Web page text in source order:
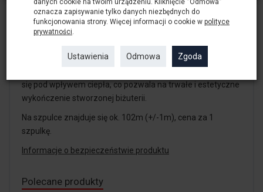
Sznurek syntetyczny w kolorze ciemnego brązu o grubości
0.8 mm idealnie nadający się do wyrobu biżuterii (np.
bransoletek) metodą makramy.
się pod wpływem ciepła, co pozwala na trwałe i estetyczne
wykończenie stworzonej biżuterii.
Na szpulce znajduje się ok. 102m (+/-1m), cena za 1
szpulkę.
Informacje o bezpieczeństwie produktu
Polecane produkty
danych cookie na twoim urządzeniu. Kliknięcie “Odmowa”
oznacza zapisywanie tylko danych niezbędnych do
funkcjonowania strony. Więcej informacji o cookie w polityce
prywatności.
Ustawienia Odmowa Zgoda